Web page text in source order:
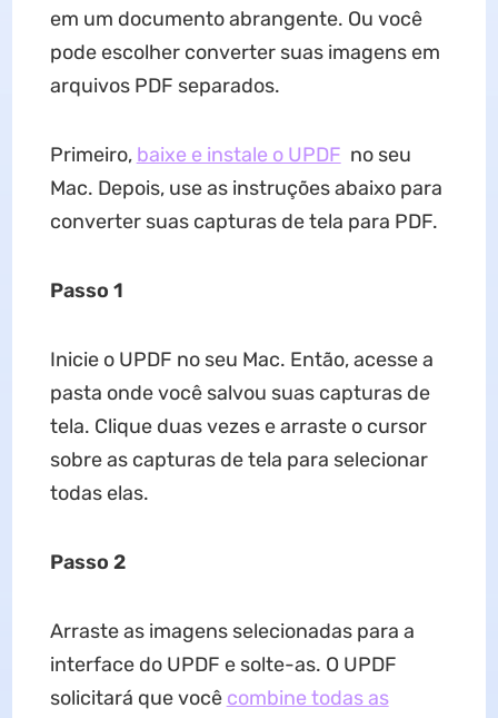
em um documento abrangente. Ou você
pode escolher converter suas imagens em
arquivos PDF separados.
Primeiro, baixe e instale o UPDF no seu
Mac. Depois, use as instruções abaixo para
converter suas capturas de tela para PDF.
Passo 1
Inicie o UPDF no seu Mac. Então, acesse a
pasta onde você salvou suas capturas de
tela. Clique duas vezes e arraste o cursor
sobre as capturas de tela para selecionar
todas elas.
Passo 2
Arraste as imagens selecionadas para a
interface do UPDF e solte-as. O UPDF
solicitará que você combine todas as